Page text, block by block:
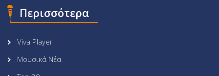
Περισσότερα
Viva Player
Μουσικά Νέα